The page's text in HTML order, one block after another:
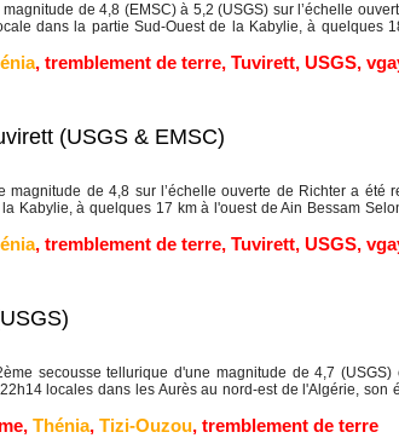
de 4,8 (EMSC) à 5,2 (USGS) sur l’échelle
dans la partie Sud-Ouest de la Kabylie, à quelques
, tremblement de terre, Tuvirett, USGS,
(USGS & EMSC)
de 4,8 sur l’échelle ouverte de Richter a été
Kabylie, à quelques 17 km à l'ouest de Ain Bessam
, tremblement de terre, Tuvirett, USGS,
secousse tellurique d'une magnitude de 4,7 (USGS)
locales dans les Aurès au nord-est de l'Algérie, son
, Thénia, Tizi-Ouzou, tremblement de terre